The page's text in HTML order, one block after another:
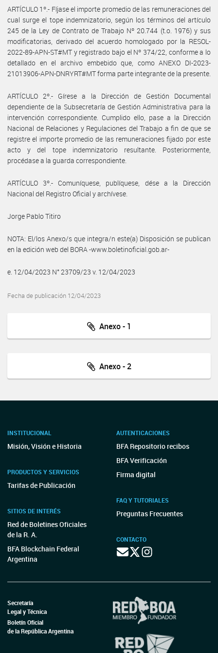
ARTÍCULO 1º.- Fíjase el importe promedio de las remuneraciones del
cual surge el tope indemnizatorio, según los términos del artículo
245 de la Ley de Contrato de Trabajo Nº 20.744 (t.o. 1976) y sus
modificatorias, derivado del acuerdo homologado por la RESOL-
2022-89-APN-ST#MT y registrado bajo el Nº 374/22, conforme a lo
detallado en el archivo embebido que, como ANEXO DI-2023-
21013906-APN-DNRYRT#MT forma parte integrante de la presente.
ARTÍCULO 2º.- Gírese a la Dirección de Gestión Documental
dependiente de la Subsecretaría de Gestión Administrativa para la
intervención correspondiente. Cumplido ello, pase a la Dirección
Nacional de Relaciones y Regulaciones del Trabajo a fin de que se
registre el importe promedio de las remuneraciones fijado por este
acto y del tope indemnizatorio resultante. Posteriormente,
procédase a la guarda correspondiente.
ARTÍCULO 3º.- Comuníquese, publíquese, dése a la Dirección
Nacional del Registro Oficial y archívese.
Jorge Pablo Titiro
NOTA: El/los Anexo/s que integra/n este(a) Disposición se publican
en la edición web del BORA -www.boletinoficial.gob.ar-
e. 12/04/2023 N° 23709/23 v. 12/04/2023
Fecha de publicación 12/04/2023
Anexo - 1
Anexo - 2
INSTITUCIONAL
Misión, Visión e Historia
PRODUCTOS Y SERVICIOS
Tarifas de Publicación
SITIOS DE INTERÉS
Red de Boletines Oficiales
de la R. A.
BFA Blockchain Federal
Argentina
AUTENTICACIONES
BFA Repositorio recibos
BFA Verificación
Firma digital
FAQ Y TUTORIALES
Preguntas Frecuentes
CONTACTO
Secretaría
Legal y Técnica
Boletín Oficial
de la República Argentina